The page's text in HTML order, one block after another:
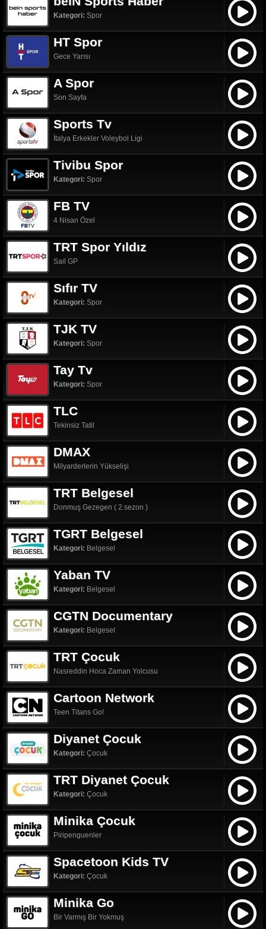
Kategori: Spor
HT Spor
Gece Yarısı
A Spor
Son Sayfa
Sports Tv
İtalya Erkekler Voleybol Ligi
Tivibu Spor
Kategori: Spor
FB TV
4 Nisan Özel
TRT Spor Yıldız
Sail GP
Sıfır TV
Kategori: Spor
TJK TV
Kategori: Spor
Tay Tv
Kategori: Spor
TLC
Tekinsiz Tatil
DMAX
Milyarderlerin Yükselişi
TRT Belgesel
Donmuş Gezegen ( 2.sezon )
TGRT Belgesel
Kategori: Belgesel
Yaban TV
Kategori: Belgesel
CGTN Documentary
Kategori: Belgesel
TRT Çocuk
Nasreddin Hoca Zaman Yolcusu
Cartoon Network
Teen Titans Go!
Diyanet Çocuk
Kategori: Çocuk
TRT Diyanet Çocuk
Kategori: Çocuk
Minika Çocuk
Piripenguenler
Spacetoon Kids TV
Kategori: Çocuk
Minika Go
Bir Varmış Bir Yokmuş